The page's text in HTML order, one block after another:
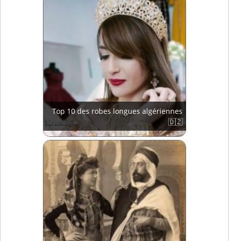
Top 10 des robes longues algériennes
🇩🇿